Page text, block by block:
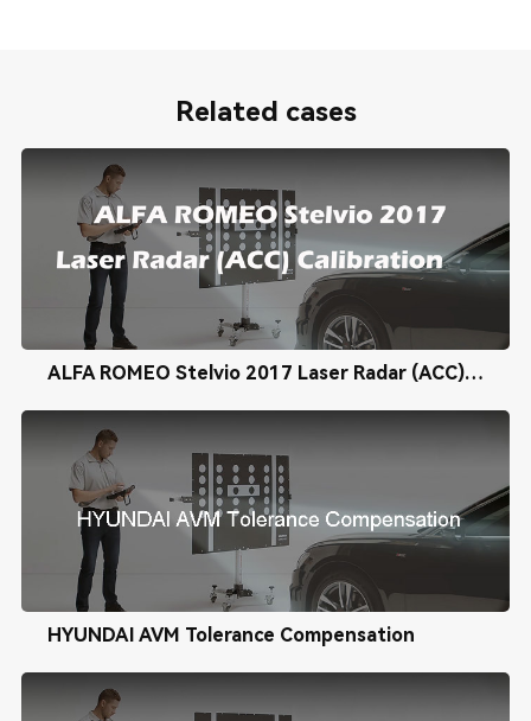
Related cases
ALFA ROMEO Stelvio 2017 Laser Radar (ACC) Calibration
HYUNDAI AVM Tolerance Compensation